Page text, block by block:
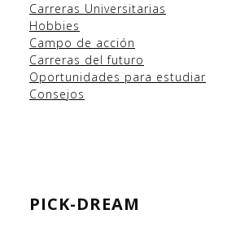
Carreras Universitarias
Hobbies
Campo de acción
Carreras del futuro
Oportunidades para estudiar
Consejos
PICK-DREAM